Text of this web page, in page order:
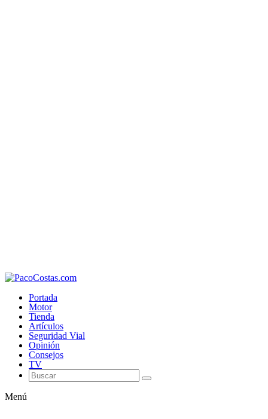
Portada
Motor
Tienda
Artículos
Seguridad Vial
Opinión
Consejos
TV
Menú